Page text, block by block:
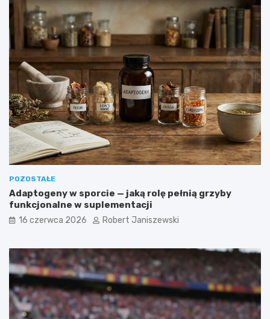
POZOSTAŁE
Adaptogeny w sporcie — jaką rolę pełnią grzyby
funkcjonalne w suplementacji
16 czerwca 2026 Robert Janiszewski